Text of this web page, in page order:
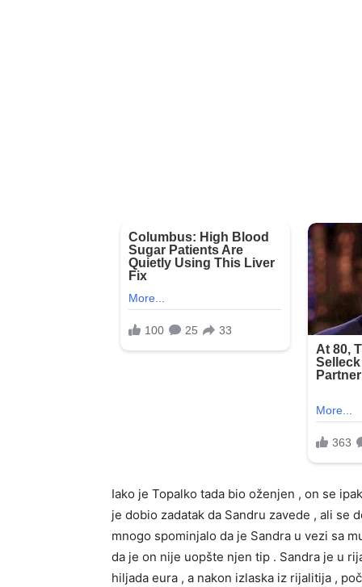
Iako je Topalko tada bio oženjen , on se
je dobio zadatak da Sandru zavede , ali se
mnogo spominjalo da je Sandra u vezi sa
da je on nije uopšte njen tip . Sandra je u
hiljada eura , a nakon izlaska iz rijalitija ,